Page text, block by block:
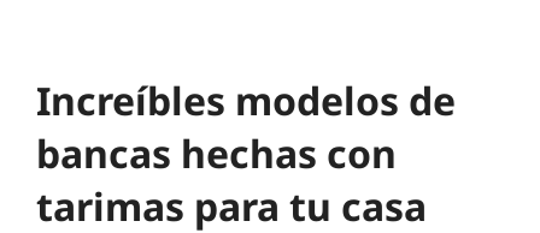
Increíbles modelos de
bancas hechas con
tarimas para tu casa